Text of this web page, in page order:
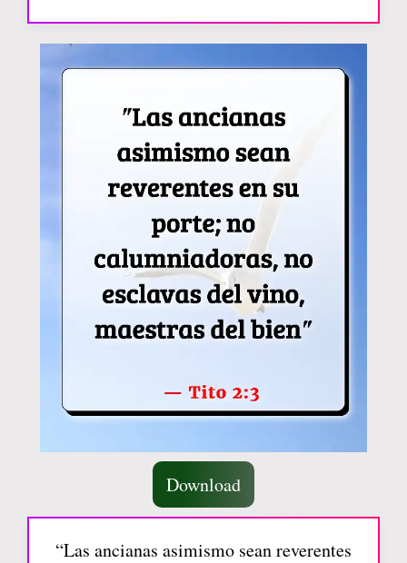
Download
“Las ancianas asimismo sean reverentes